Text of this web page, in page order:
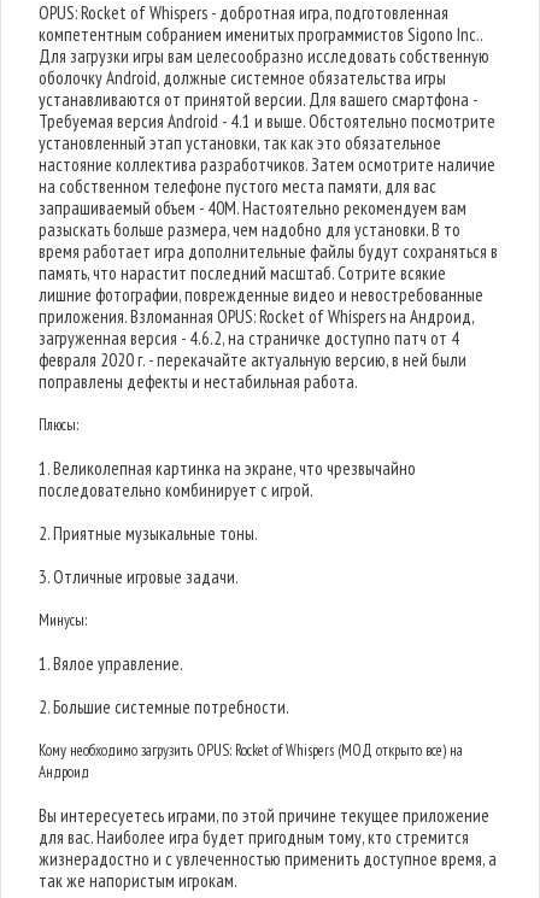
OPUS: Rocket of Whispers - добротная игра, подготовленная
компетентным собранием именитых программистов Sigono Inc..
Для загрузки игры вам целесообразно исследовать собственную
оболочку Android, должные системное обязательства игры
устанавливаются от принятой версии. Для вашего смартфона -
Требуемая версия Android - 4.1 и выше. Обстоятельно посмотрите
установленный этап установки, так как это обязательное
настояние коллектива разработчиков. Затем осмотрите наличие
на собственном телефоне пустого места памяти, для вас
запрашиваемый объем - 40M. Настоятельно рекомендуем вам
разыскать больше размера, чем надобно для установки. В то
время работает игра дополнительные файлы будут сохраняться в
память, что нарастит последний масштаб. Сотрите всякие
лишние фотографии, поврежденные видео и невостребованные
приложения. Взломанная OPUS: Rocket of Whispers на Андроид,
загруженная версия - 4.6.2, на страничке доступно патч от 4
февраля 2020 г. - перекачайте актуальную версию, в ней были
поправлены дефекты и нестабильная работа.
Плюсы:
1. Великолепная картинка на экране, что чрезвычайно
последовательно комбинирует с игрой.
2. Приятные музыкальные тоны.
3. Отличные игровые задачи.
Минусы:
1. Вялое управление.
2. Большие системные потребности.
Кому необходимо загрузить OPUS: Rocket of Whispers (МОД открыто все) на
Андроид
Вы интересуетесь играми, по этой причине текущее приложение
для вас. Наиболее игра будет пригодным тому, кто стремится
жизнерадостно и с увлеченностью применить доступное время, а
так же напористым игрокам.